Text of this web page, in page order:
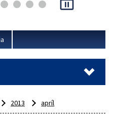
výcviku...
pause_presentation
2013 apríl